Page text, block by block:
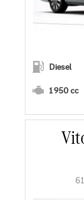
Diesel
1 950 cc
En